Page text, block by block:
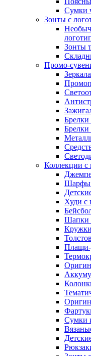
Сумки
Зонты с
Зонты
Промо-
Зеркала
Брелки
Коллекции с
Шарфы
Худи с
Шапки
Плащи-
Сумки